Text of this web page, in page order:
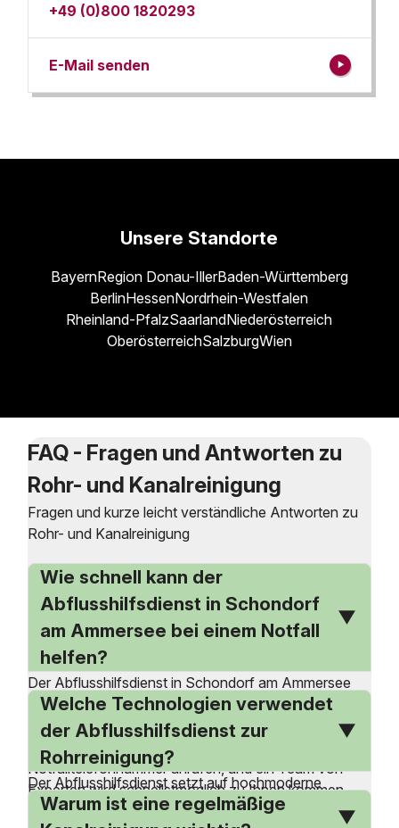
+49 (0)800 1820293
E-Mail senden
Unsere Standorte
BayernRegion Donau-IllerBaden-Württemberg
BerlinHessenNordrhein-Westfalen
Rheinland-PfalzSaarlandNiederösterreich
OberösterreichSalzburgWien
FAQ - Fragen und Antworten zu
Rohr- und Kanalreinigung
Fragen und kurze leicht verständliche Antworten zu
Rohr- und Kanalreinigung
Wie schnell kann der
Abflusshilfsdienst in Schondorf
am Ammersee bei einem Notfall
helfen?
Der Abflusshilfsdienst in Schondorf am Ammersee
bietet einen 24-Stunden-Notdienst an, der auch nach
Feierabend, am Wochenende und an Feiertagen
verfügbar ist. Bei einem Notfall können Sie die
Notfalltelefonnummer anrufen, und ein Team von
Experten wird schnellstmöglich zu Ihnen kommen.
Die schnelle Reaktionszeit ist entscheidend, um
Welche Technologien verwendet
der Abflusshilfsdienst zur
Rohrreinigung?
Der Abflusshilfsdienst setzt auf hochmoderne
Technologien und Methoden, um Verstopfungen in
Warum ist eine regelmäßige